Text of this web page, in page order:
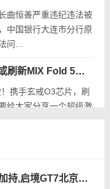
曲恒善严重违纪违法被
中国银行大连市分行原
问...
小米折叠屏新机搭载玄戒 O3芯片,或刷新MIX Fold 5性能新纪元
携手玄戒O3芯片，刷
给大家分享一个超级激
华为干坤智能技术加持,启境GT7北京车展首发惊艳亮相